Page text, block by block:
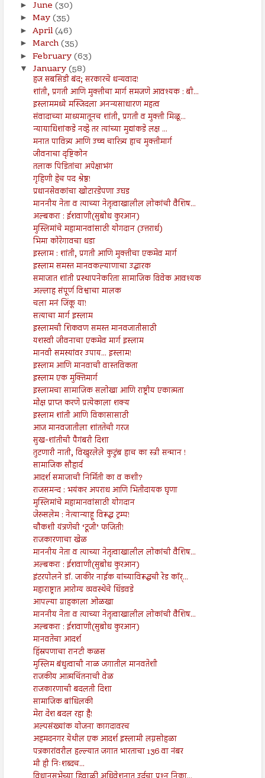
► June (30)
► May(35)
► April(46)
► March(35)
► February(63)
▼ January(58)
हज सबसिडी बंद; सरकारचे धन्यवाद!
शांती, प्रगती आणि मुक्तीचा मार्ग समजणे आवश्यक : बी...
इस्लाममध्ये मस्जिदला अनन्यसाधारण महत्व
संवादाच्या माध्यमातूनच शांती, प्रगती व मुक्ती मिळू...
न्यायाधिशांकडे नव्हे तर त्यांच्या मुद्यांकडे लक्ष ...
मनात पावित्र्य आणि उच्च चारित्र्य हाच मुक्तीमार्ग
जीवनाचा दृष्टिकोन
तलाक पिडितांचा अपेक्षाभंग
गृहिणी हेच पद श्रेष्ठ!
प्रधानसेवकांचा खोटारडेपणा उघड
माननीय नेता व त्याच्या नेतृत्वाखालील लोकांची वैशिष...
अल्बकरा : ईशवाणी(सुबोध कुरआन)
मुस्लिमांचे महामानवांसाठी योगदान (उत्तरार्ध)
भिमा कोरेगावचा धडा
इस्लाम : शांती, प्रगती आणि मुक्तीचा एकमेव मार्ग
इस्लाम समस्त मानवकल्याणाचा उद्धारक
समाजात शांती प्रस्थापनेकरिता सामाजिक विवेक आवश्यक
अल्लाह संपूर्ण विश्वाचा मालक
चला मनं जिंकू या!
सत्याचा मार्ग इस्लाम
इस्लामची शिकवण समस्त मानवजातीसाठी
यशस्वी जीवनाचा एकमेव मार्ग इस्लाम
मानवी समस्यांवर उपाय... इस्लाम!
इस्लाम आणि मानवाची वास्तविकता
इस्लाम एक मुक्तिमार्ग
इस्लामचा सामाजिक सलोखा आणि राष्ट्रीय एकात्मता
मोक्ष प्राप्त करणे प्रत्येकाला शक्य
इस्लाम शांती आणि विकासासाठी
आज मानवजातीला शांततेची गरज
सुख-शांतीची पैगंबरी दिशा
तुटणारी नाती, विखुरलेले कुटुंब हाच का स्त्री सन्मान !
सामाजिक सौहार्द
आदर्श समाजाची निर्मिती का व कशी?
राजसमन्द : भयंकर अपराध आणि भितीदायक घृणा
मुस्लिमांचे महामानवांसाठी योगदान
जेरुसलेम : नेत्यान्याहू विरूद्ध ट्रम्प!
चौकशी यंत्रणेची ‘टूजी’ फजिती!
राजकारणाचा खेळ
माननीय नेता व त्याच्या नेतृत्वाखालील लोकांची वैशिष...
अल्बकरा : ईशवाणी(सुबोध कुरआन)
इंटरपोलने डॉ. जाकीर नाईक यांच्याविरूद्धची रेड कॉर्...
महाराष्ट्रात आरोग्य व्यवस्थेचे धिंडवडे
आपल्या ग्राहकाला ओळखा
माननीय नेता व त्याच्या नेतृत्वाखालील लोकांची वैशिष...
अल्बकरा : ईशवाणी(सुबोध कुरआन)
मानवतेचा आदर्श
हिंस्रपणाचा रानटी कळस
मुस्लिम बंधुत्वाची नाळ जगातील मानवतेशी
राजकीय आत्मचिंतनाची वेळ
राजकारणाची बदलती दिशा
सामाजिक बांधिलकी
मेरा देश बदल रहा है!
अल्पसंख्यांक योजना कागदावरच
अहमदनगर येथील एक आदर्श इस्लामी लग्नसोहळा
पत्रकारांवरील हल्ल्यात जगात भारताचा 136 वा नंबर
मी ही निःशब्दच...